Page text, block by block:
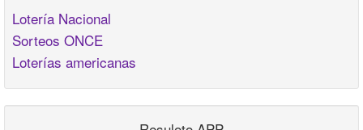
Lotería Nacional
Sorteos ONCE
Loterías americanas